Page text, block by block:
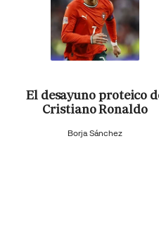
El desayuno proteico
Cristiano Ronaldo
Borja Sánchez